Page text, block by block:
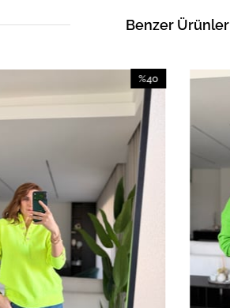
Benzer Ürünler
%40
İndirim
%40İndirim